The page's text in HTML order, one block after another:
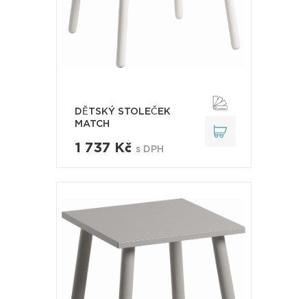
DĚTSKÝ STOLEČEK
MATCH
1 737 Kč s DPH